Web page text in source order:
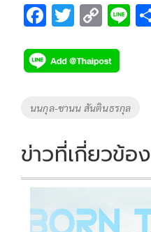
F
e
b
o
k
T
tt
er
C
p
y
Li
k
Li
Tags
นนกุล-ชานน สันตินธรกุล
ข่าวที่เกี่ยวข้อง